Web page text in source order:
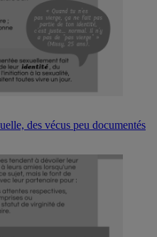
des vécus peu documentés